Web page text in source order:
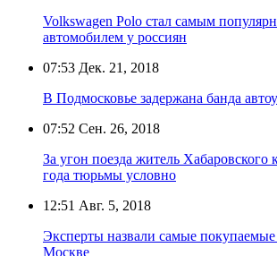
Volkswagen Polo стал самым
автомобилем у россиян
07:53 Дек. 21, 2018
В Подмосковье задержана банда
07:52 Сен. 26, 2018
За угон поезда житель Хабаровского
года тюрьмы условно
12:51 Авг. 5, 2018
Эксперты назвали самые
Москве